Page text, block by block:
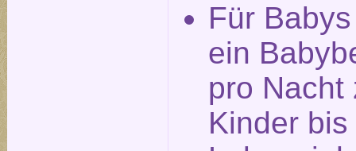
Für
ein
pro Nacht
Kinder